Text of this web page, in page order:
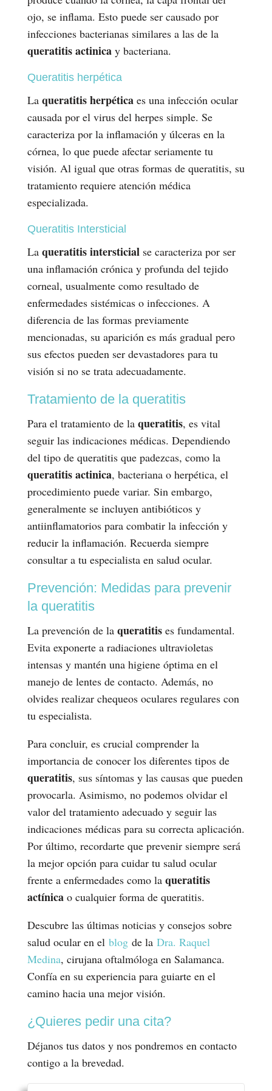
ojo, se inflama. Esto puede ser causado por
infecciones bacterianas similares a las de la
queratitis actinicay bacteriana.
Queratitis herpética
La queratitis herpéticaes una infección ocular
causada por el virus del herpes simple. Se
caracteriza por la inflamación y úlceras en la
córnea, lo que puede afectar seriamente tu
visión. Al igual que otras formas de queratitis, su
tratamiento requiere atención médica
especializada.
Queratitis Intersticial
La queratitis intersticialse caracteriza por ser
una inflamación crónica y profunda del tejido
corneal, usualmente como resultado de
enfermedades sistémicas o infecciones. A
diferencia de las formas previamente
mencionadas, su aparición es más gradual pero
sus efectos pueden ser devastadores para tu
visión si no se trata adecuadamente.
Tratamiento de la queratitis
Para el tratamiento de la queratitis, es vital
seguir las indicaciones médicas. Dependiendo
del tipo de queratitis que padezcas, como la
queratitis actinica, bacteriana o herpética, el
procedimiento puede variar. Sin embargo,
generalmente se incluyen antibióticos y
antiinflamatorios para combatir la infección y
reducir la inflamación. Recuerda siempre
consultar a tu especialista en salud ocular.
Prevención: Medidas para prevenir
la queratitis
La prevención de la queratitises fundamental.
Evita exponerte a radiaciones ultravioletas
intensas y mantén una higiene óptima en el
manejo de lentes de contacto. Además, no
olvides realizar chequeos oculares regulares con
tu especialista.
Para concluir, es crucial comprender la
importancia de conocer los diferentes tipos de
queratitis, sus síntomas y las causas que pueden
provocarla. Asimismo, no podemos olvidar el
valor del tratamiento adecuado y seguir las
indicaciones médicas para su correcta aplicación.
Por último, recordarte que prevenir siempre será
la mejor opción para cuidar tu salud ocular
frente a enfermedades como la queratitis
actínicao cualquier forma de queratitis.
Descubre las últimas noticias y consejos sobre
salud ocular en el blogde la Dra. Raquel
Medina, cirujana oftalmóloga en Salamanca.
Confía en su experiencia para guiarte en el
camino hacia una mejor visión.
¿Quieres pedir una cita?
Déjanos tus datos y nos pondremos en contacto
contigo a la brevedad.